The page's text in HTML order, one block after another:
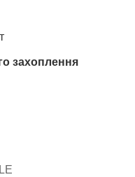
захоплення